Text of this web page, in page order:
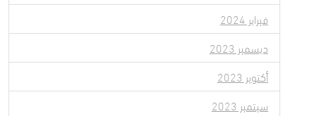
فبراير 2024
ديسمبر 2023
أكتوبر 2023
سبتمبر 2023